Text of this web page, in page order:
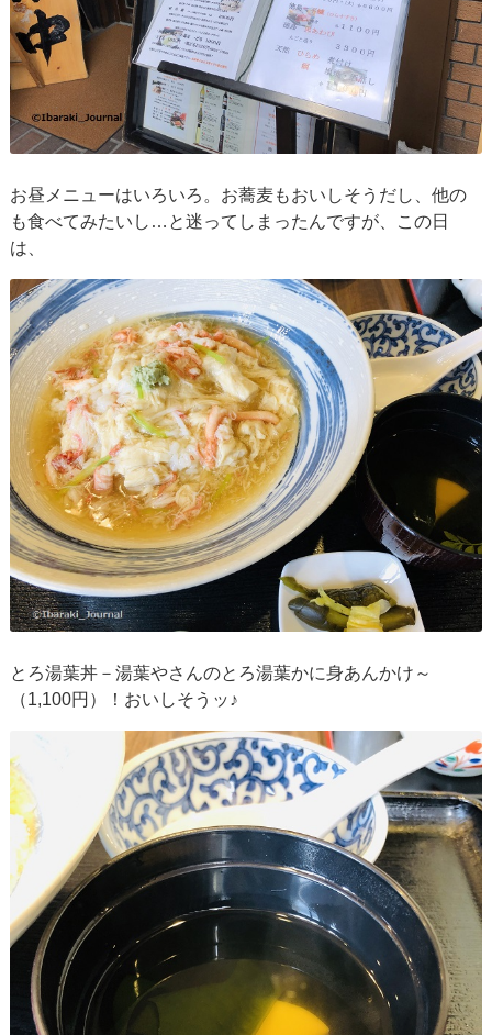
お昼メニューはいろいろ。お蕎麦もおいしそうだし、他の
も食べてみたいし…と迷ってしまったんですが、この日
は、
とろ湯葉丼－湯葉やさんのとろ湯葉かに身あんかけ～
（1,100円）！おいしそうッ♪